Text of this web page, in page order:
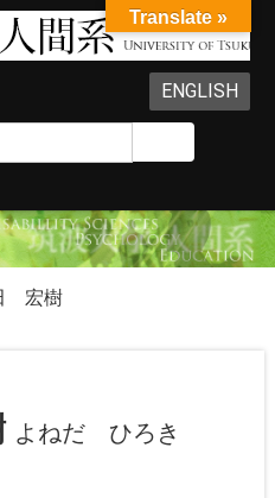
ENGLISH
宏樹
よねだ ひろき
Translate »